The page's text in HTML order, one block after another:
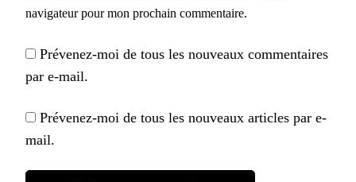
navigateur pour mon prochain commentaire.
Prévenez-moi de tous les nouveaux commentaires
par e-mail.
Prévenez-moi de tous les nouveaux articles par e-
mail.